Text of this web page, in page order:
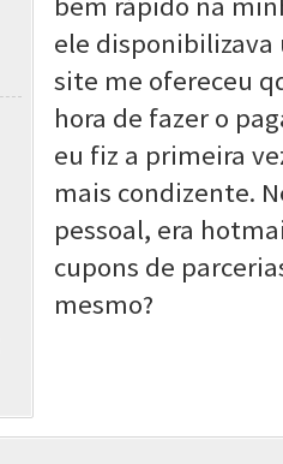
ele disponibilizava
site me ofereceu
hora de fazer o
eu fiz a primeira
mais condizente.
pessoal, era
cupons de
mesmo?